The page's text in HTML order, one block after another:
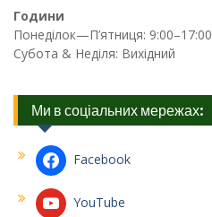
Години
Понеділок—П’ятниця: 9:00–17:00
Субота & Неділя: Вихідний
Ми в соціальних мережах:
Facebook
YouTube